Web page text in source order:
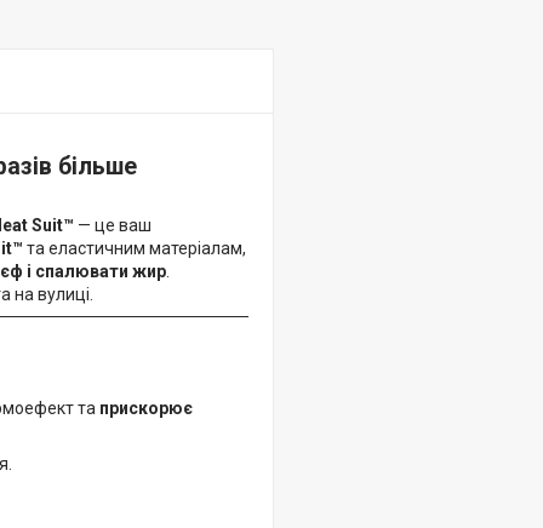
більше
Suit™ — це ваш
та еластичним матеріалам,
і спалювати жир
на вулиці.
та прискорює